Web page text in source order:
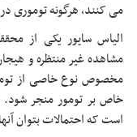
می کنند، هرگونه توموری
الیاس سایور یکی از
مشاهده غیر منتظره و
مخصوص نوع خاصی از
خاص بر تومور منجر شود.
است که احتمالات بتوان